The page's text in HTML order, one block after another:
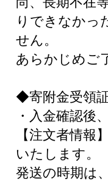
りできなかっ
せん。
あらかじめご
◆寄附金受領
・入金確認後
【注文者情報
いたします。
発送の時期は